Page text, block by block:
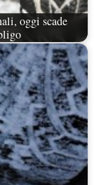
oggi scade